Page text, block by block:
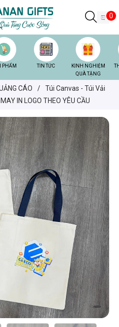
0
PHẨM TIN TỨC
KINH NGHIỆM
QUÀ TẶNG
CÁO /
Túi Canvas - Túi Vải
IN LOGO THEO YÊU CẦU